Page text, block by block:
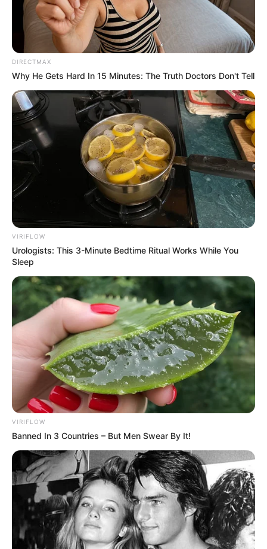
DIRECTMAX
Why He Gets Hard In 15 Minutes: The Truth Doctors Don't Tell
VIRIFLOW
Urologists: This 3-Minute Bedtime Ritual Works While You
Sleep
VIRIFLOW
Banned In 3 Countries – But Men Swear By It!